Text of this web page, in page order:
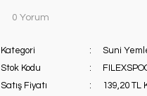
0 Yorum
Kategori
Suni
Stok Kodu
Satış Fiyatı
139,20 TL